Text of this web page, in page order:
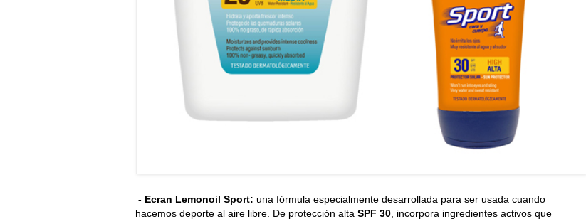
- Ecran Lemonoil Sport: una fórmula especialmente desarrollada para ser usada cuando
hacemos deporte al aire libre. De protección alta SPF 30 , incorpora ingredientes activos que